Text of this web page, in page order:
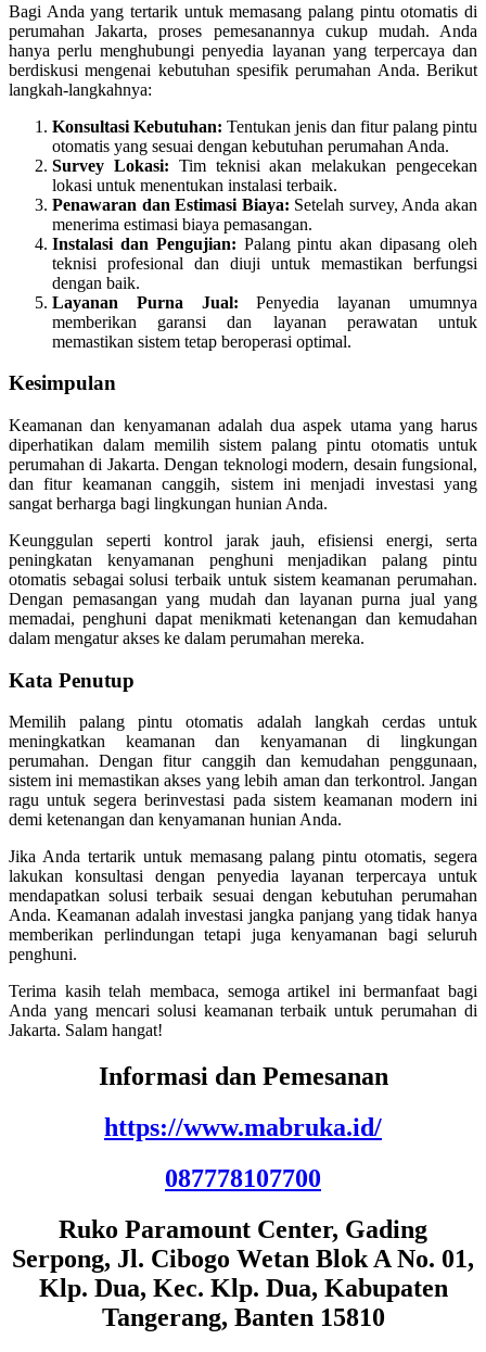
Bagi Anda yang tertarik untuk memasang palang pintu otomatis di
perumahan Jakarta, proses pemesanannya cukup mudah. Anda
hanya perlu menghubungi penyedia layanan yang terpercaya dan
berdiskusi mengenai kebutuhan spesifik perumahan Anda. Berikut
langkah-langkahnya:
Konsultasi Kebutuhan: Tentukan jenis dan fitur palang pintu
otomatis yang sesuai dengan kebutuhan perumahan Anda.
Survey Lokasi: Tim teknisi akan melakukan pengecekan
lokasi untuk menentukan instalasi terbaik.
Penawaran dan Estimasi Biaya: Setelah survey, Anda akan
menerima estimasi biaya pemasangan.
Instalasi dan Pengujian: Palang pintu akan dipasang oleh
teknisi profesional dan diuji untuk memastikan berfungsi
dengan baik.
Layanan Purna Jual: Penyedia layanan umumnya
memberikan garansi dan layanan perawatan untuk
memastikan sistem tetap beroperasi optimal.
Kesimpulan
Keamanan dan kenyamanan adalah dua aspek utama yang harus
diperhatikan dalam memilih sistem palang pintu otomatis untuk
perumahan di Jakarta. Dengan teknologi modern, desain fungsional,
dan fitur keamanan canggih, sistem ini menjadi investasi yang
sangat berharga bagi lingkungan hunian Anda.
Keunggulan seperti kontrol jarak jauh, efisiensi energi, serta
peningkatan kenyamanan penghuni menjadikan palang pintu
otomatis sebagai solusi terbaik untuk sistem keamanan perumahan.
Dengan pemasangan yang mudah dan layanan purna jual yang
memadai, penghuni dapat menikmati ketenangan dan kemudahan
dalam mengatur akses ke dalam perumahan mereka.
Kata Penutup
Memilih palang pintu otomatis adalah langkah cerdas untuk
meningkatkan keamanan dan kenyamanan di lingkungan
perumahan. Dengan fitur canggih dan kemudahan penggunaan,
sistem ini memastikan akses yang lebih aman dan terkontrol. Jangan
ragu untuk segera berinvestasi pada sistem keamanan modern ini
demi ketenangan dan kenyamanan hunian Anda.
Jika Anda tertarik untuk memasang palang pintu otomatis, segera
lakukan konsultasi dengan penyedia layanan terpercaya untuk
mendapatkan solusi terbaik sesuai dengan kebutuhan perumahan
Anda. Keamanan adalah investasi jangka panjang yang tidak hanya
memberikan perlindungan tetapi juga kenyamanan bagi seluruh
penghuni.
Terima kasih telah membaca, semoga artikel ini bermanfaat bagi
Anda yang mencari solusi keamanan terbaik untuk perumahan di
Jakarta. Salam hangat!
Informasi dan Pemesanan
https://www.mabruka.id/
087778107700
Ruko Paramount Center, Gading
Serpong, Jl. Cibogo Wetan Blok A No. 01,
Klp. Dua, Kec. Klp. Dua, Kabupaten
Tangerang, Banten 15810